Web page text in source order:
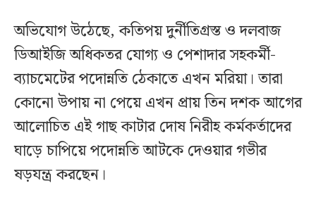
অভিযোগ উঠেছে, কতিপয় দুর্নীতিগ্রস্ত ও দলবাজ
ডিআইজি অধিকতর যোগ্য ও পেশাদার সহকর্মী-
ব্যাচমেটের পদোন্নতি ঠেকাতে এখন মরিয়া। তারা
কোনো উপায় না পেয়ে এখন প্রায় তিন দশক আগের
আলোচিত এই গাছ কাটার দোষ নিরীহ কর্মকর্তাদের
ঘাড়ে চাপিয়ে পদোন্নতি আটকে দেওয়ার গভীর
ষড়যন্ত্র করছেন।